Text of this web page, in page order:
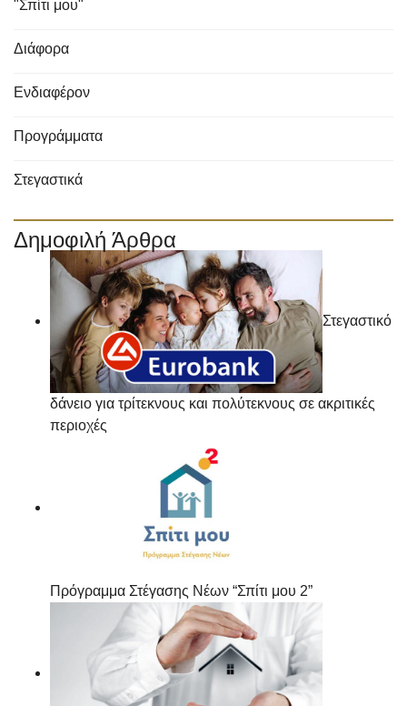
"Σπίτι μου"
Διάφορα
Ενδιαφέρον
Προγράμματα
Στεγαστικά
Δημοφιλή Άρθρα
Στεγαστικό
δάνειο για τρίτεκνους και πολύτεκνους σε ακριτικές
περιοχές
Πρόγραμμα Στέγασης Νέων “Σπίτι μου 2”